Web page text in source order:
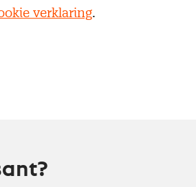
verklaring.